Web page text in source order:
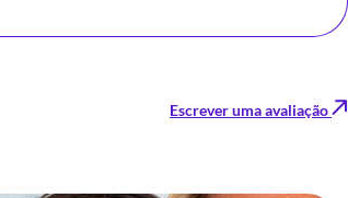
Escrever uma avaliação